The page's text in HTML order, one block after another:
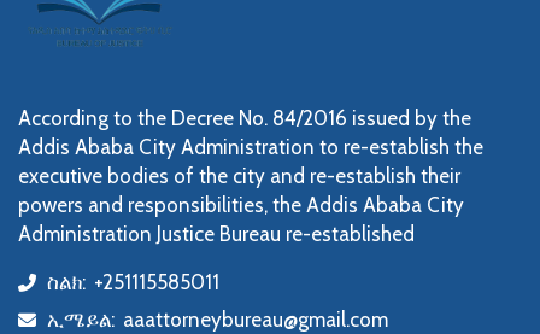
According to the Decree No. 84/2016 issued by the
Addis Ababa City Administration to re-establish the
executive bodies of the city and re-establish their
powers and responsibilities, the Addis Ababa City
Administration Justice Bureau re-established
icon
ስልክ: +251115585011
icon
ኢሜይል: aaattorneybureau@gmail.com